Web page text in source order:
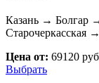
Казань → Болгар
Старочеркасская
Цена от: 69120
Выбрать